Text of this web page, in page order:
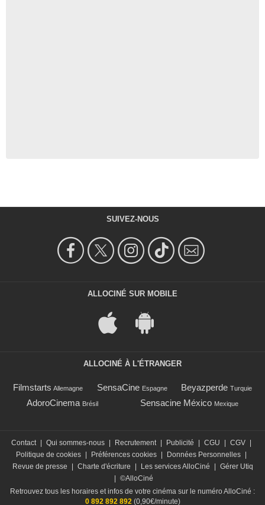
SUIVEZ-NOUS
ALLOCINÉ SUR MOBILE
ALLOCINÉ À L'ÉTRANGER
Filmstarts Allemagne SensaCine Espagne Beyazperde Turquie
AdoroCinema Brésil Sensacine México Mexique
Contact | Qui sommes-nous | Recrutement | Publicité | CGU | CGV |
Politique de cookies | Préférences cookies | Données Personnelles |
Revue de presse
| Charte d'écriture | Les services AlloCiné | Gérer Utiq
| ©AlloCiné
Retrouvez tous les horaires et infos de votre cinéma sur le numéro AlloCiné :
0 892 892 892 (0,90€/minute)